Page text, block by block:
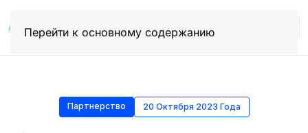
Перейти к основному содержанию
Партнерство 20 Октября 2023 Года